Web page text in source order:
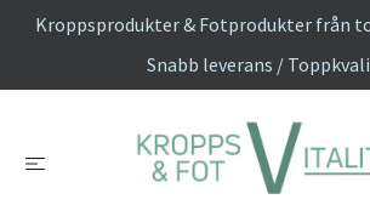
Kroppsprodukter & Fotprodukter från
Snabb leverans /